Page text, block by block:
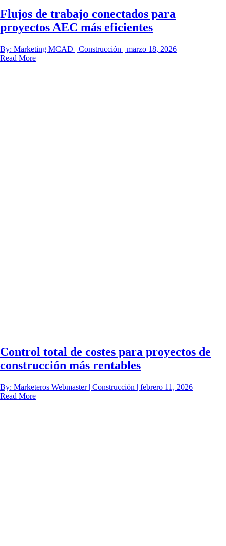
Flujos de trabajo conectados para
proyectos AEC más eficientes
By: Marketing MCAD | Construcción | marzo 18, 2026
Read More
Control total de costes para proyectos de
construcción más rentables
By: Marketeros Webmaster | Construcción | febrero 11, 2026
Read More